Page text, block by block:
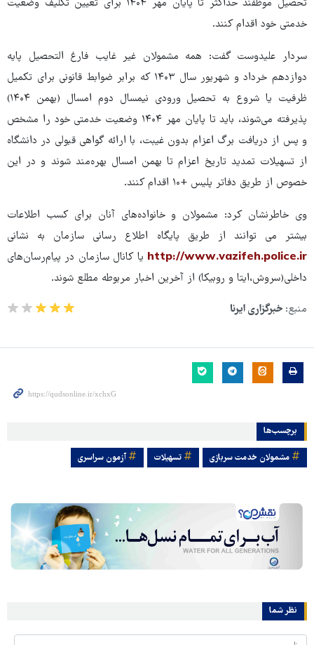
تحصیل موظفند حداکثر تا پایان مهر ۱۴۰۴ برای تعیین تکلیف وضعیت
خدمتی خود اقدام کنند.
سردار علیدوست گفت: همه مشمولان غیر غایب فارغ التحصیل پایه
دوازدهم خرداد و شهریور سال ۱۴۰۳ که برابر ضوابط قانونی برای تکمیل
ظرفیت یا شروع به تحصیل ورودی نیمسال دوم امسال (بهمن ۱۴۰۴)
پذیرفته می‌شوند، باید تا پایان مهر ۱۴۰۴ وضعیت خدمتی خود را مشخص
و پس از دریافت برگ اعزام بدون غیبت، با ارائه گواهی قبولی در دانشگاه
از تسهیلات تمدید تاریخ اعزام تا بهمن امسال بهره‌مند شوند و در این
خصوص از طریق دفاتر پلیس +۱۰ اقدام کنند.
وی خاطرنشان کرد: مشمولان و خانواده‌های آنان برای کسب اطلاعات
بیشتر می توانند از طریق پایگاه اطلاع رسانی سازمان به نشانی
http://www.vazifeh.police.ir یا کانال سازمان در پیام‌رسان‌های
داخلی(سروش،ایتا و روبیکا) از آخرین اخبار مربوطه مطلع شوند.
منبع: خبرگزاری ایرنا
برچسب‌ها
مشمولان خدمت سربازی تسهیلات آزمون سراسری
نظر شما